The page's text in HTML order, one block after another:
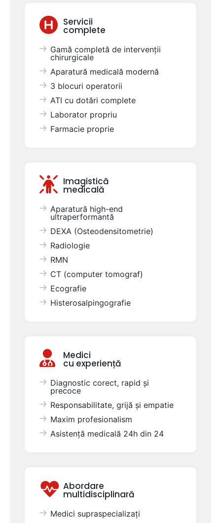
Servicii
complete
Gamă completă de intervenții
chirurgicale
Aparatură medicală modernă
3 blocuri operatorii
ATI cu dotări complete
Laborator propriu
Farmacie proprie
Imagistică
medicală
Aparatură high-end
ultraperformantă
DEXA (Osteodensitometrie)
Radiologie
RMN
CT (computer tomograf)
Ecografie
Histerosalpingografie
Medici
cu experiență
Diagnostic corect, rapid și
precoce
Responsabilitate, grijă și empatie
Maxim profesionalism
Asistență medicală 24h din 24
Abordare
multidisciplinară
Medici supraspecializați